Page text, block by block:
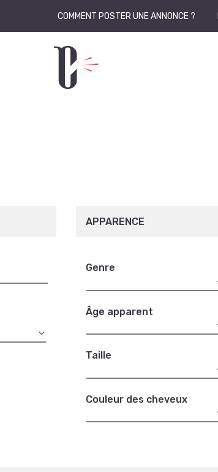
COMMENT POSTER UNE ANNONCE ?
APPARENCE
Genre
Âge apparent
Taille
Couleur des cheveux